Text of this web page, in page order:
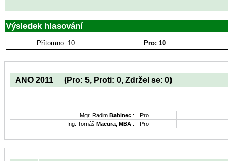
Výsledek hlasování
Přítomno: 10 Pro: 10
ANO 2011 (Pro: 5, Proti: 0, Zdržel se: 0)
Mgr. Radim Babinec :
Pro
Ing. Tomáš Macura, MBA : Pro